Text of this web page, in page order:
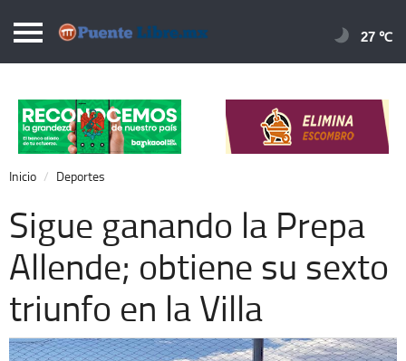
Puentelibre.mx
Local
Nacional
Opinión
Cronos
Economía
Espectáculos
27 ℃
Inicio Deportes
Sigue ganando la Prepa
Allende; obtiene su sexto
triunfo en la Villa